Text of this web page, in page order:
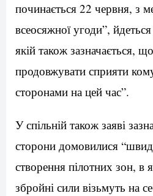
починається 22 червня, з
всеосяжної угоди”, йдеться
якій також зазначається,
продовжувати сприяти
сторонами на цей час”.
У спільній також заяві
сторони домовилися
створення пілотних зон, в
збройні сили візьмуть на